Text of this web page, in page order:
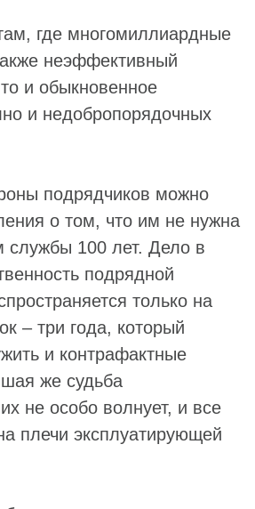
где многомиллиардные
неэффективный
и обыкновенное
и недобропорядочных
подрядчиков можно
о том, что им не нужна
службы 100 лет. Дело в
подрядной
только на
– три года, который
и контрафактные
же судьба
не особо волнует, и все
плечи эксплуатирующей